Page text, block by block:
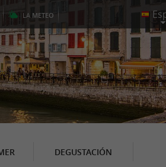
LA METEO
DEGUSTACIÓN